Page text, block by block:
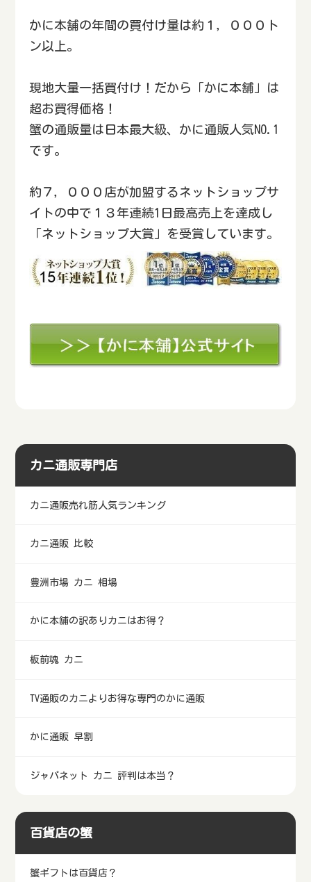
かに本舗の年間の買付け量は約１，０００ト
ン以上。
現地大量一括買付け！だから「かに本舗」は
超お買得価格！
蟹の通販量は日本最大級、かに通販人気NO.1
です。
約７，０００店が加盟するネットショップサ
イトの中で１３年連続1日最高売上を達成し
「ネットショップ大賞」を受賞しています。
カニ通販専門店
カニ通販売れ筋人気ランキング
カニ通販 比較
豊洲市場 カニ 相場
かに本舗の訳ありカニはお得？
板前魂 カニ
TV通販のカニよりお得な専門のかに通販
かに通販 早割
ジャパネット カニ 評判は本当？
百貨店の蟹
蟹ギフトは百貨店？